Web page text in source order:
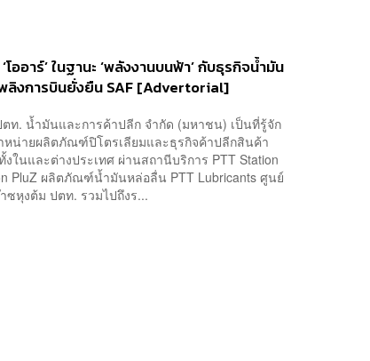
ออาร์’ ในฐานะ ‘พลังงานบนฟ้า’ กับธุรกิจน้ำมัน
ลิงการบินยั่งยืน SAF [Advertorial]
ท. น้ำมันและการค้าปลีก จำกัด (มหาชน) เป็นที่รู้จัก
หน่ายผลิตภัณฑ์ปิโตรเลียมและธุรกิจค้าปลีกสินค้า
ในและต่างประเทศ ผ่านสถานีบริการ PTT Station
PluZ ผลิตภัณฑ์น้ำมันหล่อลื่น PTT Lubricants ศูนย์
ซหุงต้ม ปตท. รวมไปถึงร...